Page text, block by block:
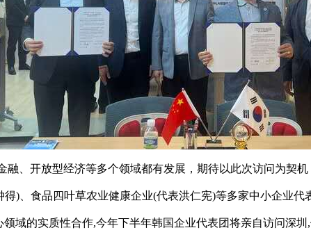
开放型经济等多个领域都有发展，期待以此次访问为契机
食品四叶草农业健康企业(代表洪仁宪)等多家中小企业代
的实质性合作,今年下半年韩国企业代表团将亲自访问深圳